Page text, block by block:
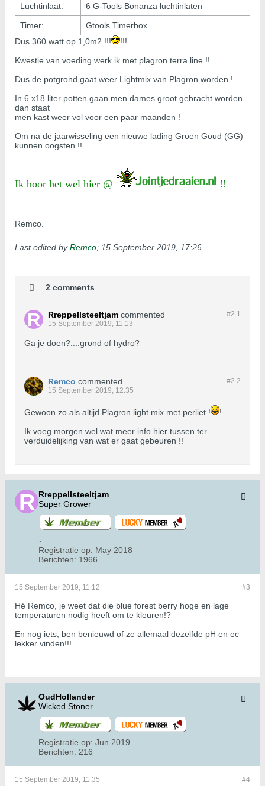
Luchtinlaat: 6 G-Tools Bonanza luchtinlaten
Timer:
Gtools Timerbox
Dus 360 watt op 1,0m2 !!!
!!!
Kwestie van voeding werk ik met plagron terra line !!
Dus de potgrond gaat weer Lightmix van Plagron worden !
In 6 x18 liter potten gaan men dames groot gebracht worden
dan staat
men kast weer vol voor een paar maanden !
Om na de jaarwisseling een nieuwe lading Groen Goud (GG)
kunnen oogsten !!
Ik hoor het wel hier @ !!
Remco.
Last edited byRemco; 15 September 2019, 17:26
2 comments
#2.1
Rreppellsteeltjam commented
15 September 2019, 11:13
Ga je doen?....grond of hydro?
#2.2
Remco commented
15 September 2019, 12:35
Gewoon zo als altijd Plagron light mix met perliet !
!
Ik voeg morgen wel wat meer info hier tussen ter
verduidelijking van wat er gaat gebeuren !!
Rreppellsteeltjam
Super Grower
Registratie op: May 2018
Berichten: 1966
#3
15 September 2019, 11:12
Hé Remco, je weet dat die blue forest berry hoge en lage
temperaturen nodig heeft om te kleuren!?
En nog iets, ben benieuwd of ze allemaal dezelfde pH en ec
lekker vinden!!!
OudHollander
Wicked Stoner
Registratie op: Jun 2019
Berichten: 216
#4
15 September 2019, 11:35